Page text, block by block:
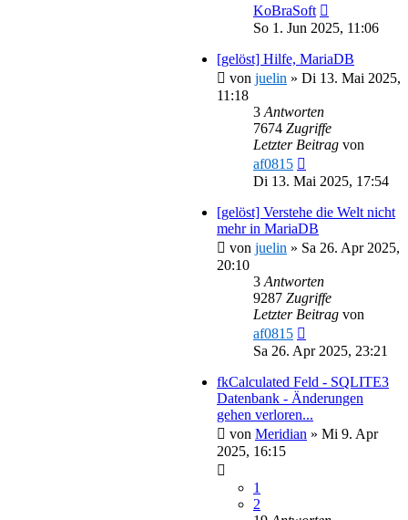
KoBraSoft
So 1. Jun 2025, 11:06
[gelöst] Hilfe, MariaDB
von juelin » Di 13. Mai 2025,
11:18
3 Antworten
7674 Zugriffe
Letzter Beitrag von
af0815
Di 13. Mai 2025, 17:54
[gelöst] Verstehe die Welt nicht
mehr in MariaDB
von juelin » Sa 26. Apr 2025,
20:10
3 Antworten
9287 Zugriffe
Letzter Beitrag von
af0815
Sa 26. Apr 2025, 23:21
fkCalculated Feld - SQLITE3
Datenbank - Änderungen
gehen verloren...
von Meridian » Mi 9. Apr
2025, 16:15
1
2